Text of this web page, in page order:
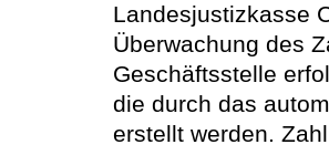
Landesjustizkasse
Überwachung des
Geschäftsstelle
die durch das
erstellt werden.